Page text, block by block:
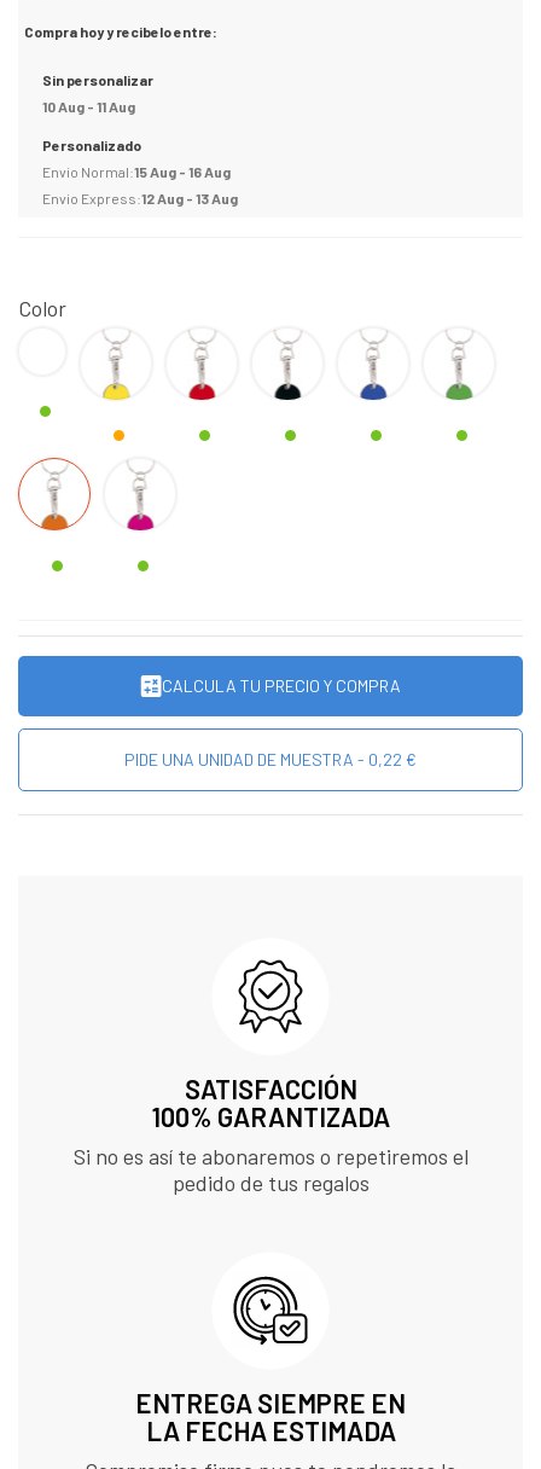
Compra hoy y recibelo entre:
Sin personalizar
10 Aug - 11 Aug
Personalizado
Envio Normal:15 Aug - 16 Aug
Envio Express:12 Aug - 13 Aug
Color
Amarillo Rojo Negro AZUL VERDE
NARANJA FUCSIA
CALCULA TU PRECIO Y COMPRA
PIDE UNA UNIDAD DE MUESTRA - 0,22 €
SATISFACCIÓN
100% GARANTIZADA
Si no es así te abonaremos o repetiremos el
pedido de tus regalos
ENTREGA SIEMPRE EN
LA FECHA ESTIMADA